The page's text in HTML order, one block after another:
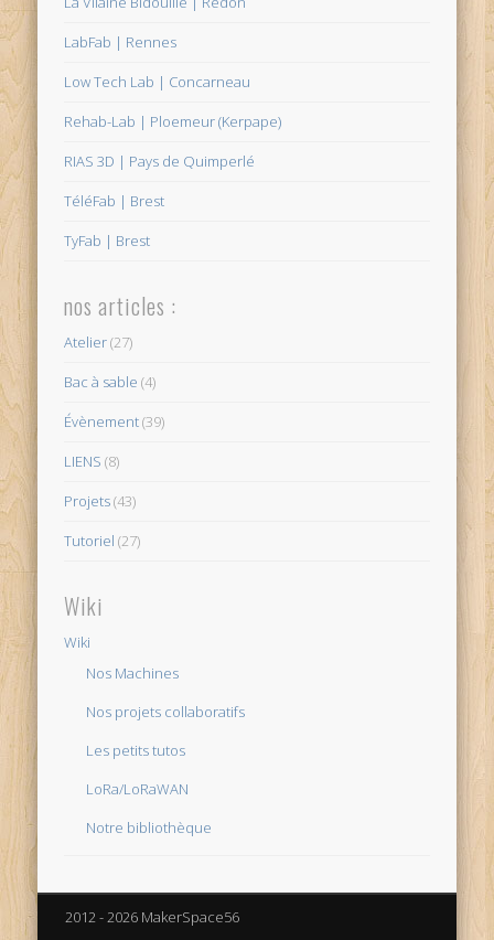
LabFab | Rennes
Low Tech Lab | Concarneau
Rehab-Lab | Ploemeur (Kerpape)
RIAS 3D | Pays de Quimperlé
TéléFab | Brest
TyFab | Brest
nos articles :
Atelier(27)
Bac à sable (4)
Évènement(39)
LIENS (8)
Projets(43)
Tutoriel (27)
Wiki
Wiki
Nos Machines
Nos projets collaboratifs
Les petits tutos
LoRa/LoRaWAN
Notre bibliothèque
2012 - 2026 MakerSpace56